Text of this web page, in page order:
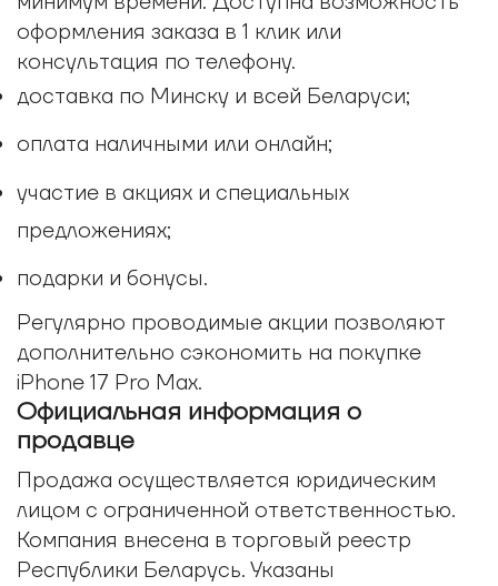
оформления заказа в 1 клик или
консультация по телефону.
доставка по Минску и всей Беларуси;
оплата наличными или онлайн;
участие в акциях и специальных
предложениях;
подарки и бонусы.
Регулярно проводимые акции позволяют
дополнительно сэкономить на покупке
iPhone 17 Pro Max.
Официальная информация о
продавце
Продажа осуществляется юридическим
лицом с ограниченной ответственностью.
Компания внесена в торговый реестр
Республики Беларусь. Указаны